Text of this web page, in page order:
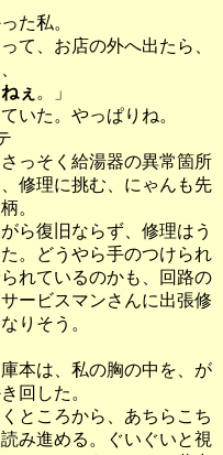
た私。
て、お店の外へ出たら、
ぇ 。」
いた。やっぱりね。
っそく給湯器の異常箇所
修理に挑む、にゃんも先
。
ら復旧ならず、修理はう
。どうやら手のつけられ
れているのかも、回路の
ービスマンさんに出張修
りそう。
本は、私の胸の中を、が
回した。
ところから、あちらこち
み進める。ぐいぐいと視